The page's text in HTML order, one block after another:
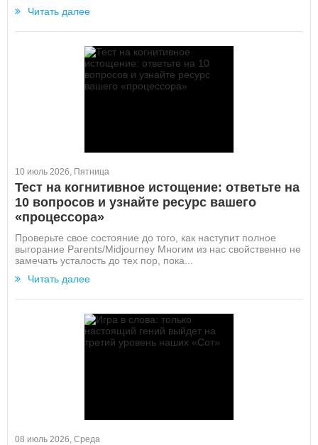
Читать далее
10 июль 2026, Пятница
Тест на когнитивное истощение: ответьте на
10 вопросов и узнайте ресурс вашего
«процессора»
Проверьте свое состояние до того, как наступит полное
выгорание Parents/Midjourney Многим из нас свойственно не
замечать усталость до тех пор, пока...
Читать далее
08 июль 2026, Среда